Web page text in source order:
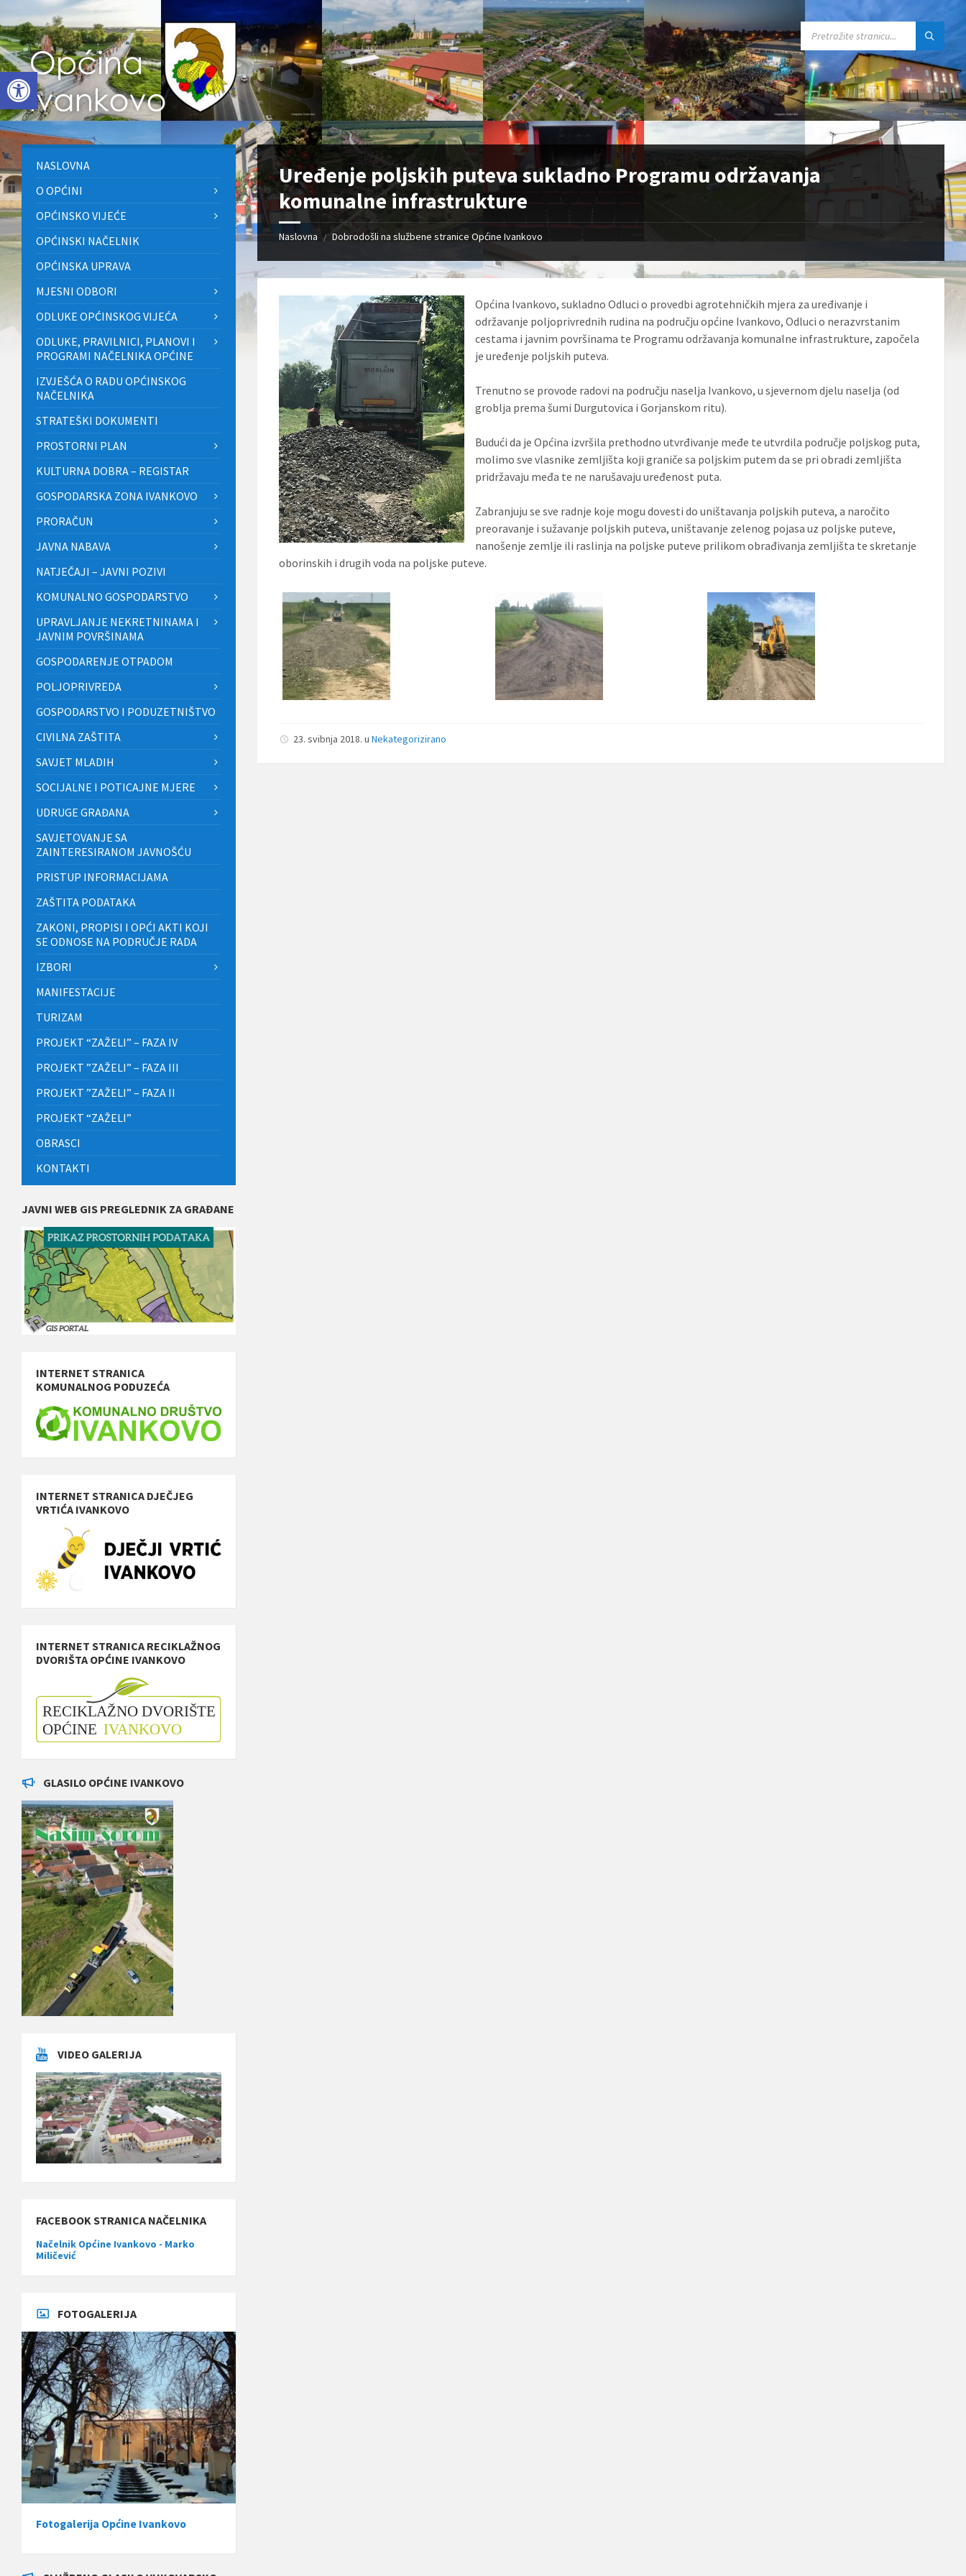
Open toolbar
to
content
to
left
sidebar
to
footer
Uređenje poljskih puteva sukladno Programu održavanja
komunalne infrastrukture
Naslovna / Dobrodošli na službene stranice Općine Ivankovo
Općina Ivankovo, sukladno Odluci o provedbi agrotehničkih mjera za uređivanje i
održavanje poljoprivrednih rudina na području općine Ivankovo, Odluci o nerazvrstanim
cestama i javnim površinama te Programu održavanja komunalne infrastrukture, započela
je uređenje poljskih puteva.
Trenutno se provode radovi na području naselja Ivankovo, u sjevernom djelu naselja (od
groblja prema šumi Durgutovica i Gorjanskom ritu).
Budući da je Općina izvršila prethodno utvrđivanje međe te utvrdila područje poljskog puta,
molimo sve vlasnike zemljišta koji graniče sa poljskim putem da se pri obradi zemljišta
pridržavaju međa te ne narušavaju uređenost puta.
Zabranjuju se sve radnje koje mogu dovesti do uništavanja poljskih puteva, a naročito
preoravanje i sužavanje poljskih puteva, uništavanje zelenog pojasa uz poljske puteve,
nanošenje zemlje ili raslinja na poljske puteve prilikom obrađivanja zemljišta te skretanje
oborinskih i drugih voda na poljske puteve.
23. svibnja 2018.uNekategorizirano
NASLOVNA
O OPĆINI
OPĆINSKO VIJEĆE
OPĆINSKI NAČELNIK
OPĆINSKA UPRAVA
MJESNI ODBORI
ODLUKE OPĆINSKOG VIJEĆA
ODLUKE, PRAVILNICI, PLANOVI I
PROGRAMI NAČELNIKA OPĆINE
IZVJEŠĆA O RADU OPĆINSKOG
NAČELNIKA
STRATEŠKI DOKUMENTI
PROSTORNI PLAN
KULTURNA DOBRA – REGISTAR
GOSPODARSKA ZONA IVANKOVO
PRORAČUN
JAVNA NABAVA
NATJEČAJI – JAVNI POZIVI
KOMUNALNO GOSPODARSTVO
UPRAVLJANJE NEKRETNINAMA I
JAVNIM POVRŠINAMA
GOSPODARENJE OTPADOM
POLJOPRIVREDA
GOSPODARSTVO I PODUZETNIŠTVO
CIVILNA ZAŠTITA
SAVJET MLADIH
SOCIJALNE I POTICAJNE MJERE
UDRUGE GRAĐANA
SAVJETOVANJE SA
ZAINTERESIRANOM JAVNOŠĆU
PRISTUP INFORMACIJAMA
ZAŠTITA PODATAKA
ZAKONI, PROPISI I OPĆI AKTI KOJI
SE ODNOSE NA PODRUČJE RADA
IZBORI
MANIFESTACIJE
TURIZAM
PROJEKT “ZAŽELI” – FAZA IV
PROJEKT ”ZAŽELI” – FAZA III
PROJEKT ”ZAŽELI” – FAZA II
PROJEKT “ZAŽELI”
OBRASCI
KONTAKTI
JAVNI WEB GIS PREGLEDNIK ZA GRAĐANE
INTERNET STRANICA
KOMUNALNOG PODUZEĆA
INTERNET STRANICA DJEČJEG
VRTIĆA IVANKOVO
INTERNET STRANICA RECIKLAŽNOG
DVORIŠTA OPĆINE IVANKOVO
GLASILO OPĆINE IVANKOVO
VIDEO GALERIJA
FACEBOOK STRANICA NAČELNIKA
Načelnik Općine Ivankovo - Marko
Miličević
FOTOGALERIJA
Fotogalerija Općine Ivankovo